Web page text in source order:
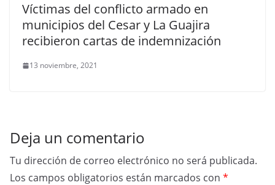
Víctimas del conflicto armado en
municipios del Cesar y La Guajira
recibieron cartas de indemnización
13 noviembre, 2021
Deja un comentario
Tu dirección de correo electrónico no será publicada.
Los campos obligatorios están marcados con *